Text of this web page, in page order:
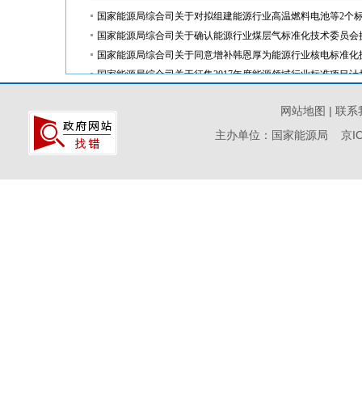
国家能源局综合司关于对拟组建能源行业高温燃料电池等2个
国家能源局综合司关于确认能源行业煤层气标准化技术委员会
国家能源局综合司关于同意增补韩恩厚为能源行业核电标准
国家能源局综合司关于征集2017年度能源领域行业标准项目计
国家能源局关于成立能源行业地热能专业标准化技术委员会的
国家能源局综合司关于征求《电力规划设计标准体系项目表（